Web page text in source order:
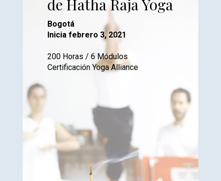
de Hatha Raja Yoga
Bogotá
Inicia febrero 3, 2021
200 Horas / 6 Módulos
Certificación Yoga Alliance